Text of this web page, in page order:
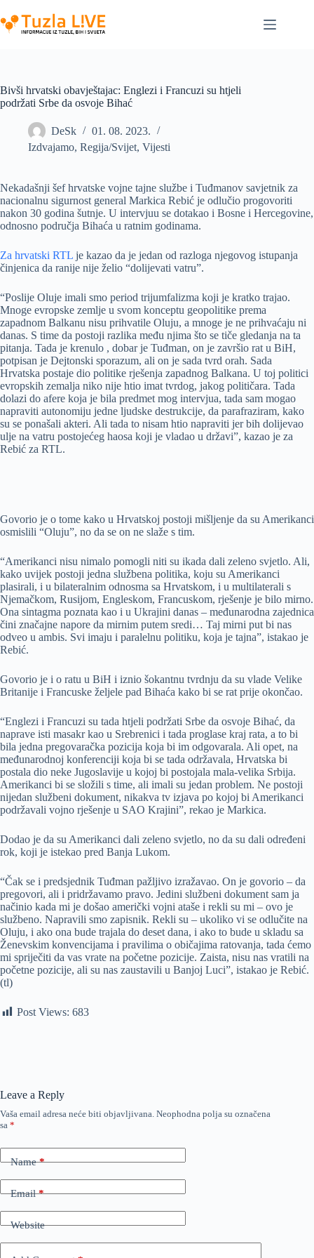
to
content
Bivši hrvatski obavještajac: Englezi i Francuzi su htjeli
podržati Srbe da osvoje Bihać
DeSk
01. 08. 2023.
Izdvajamo, Regija/Svijet, Vijesti
Nekadašnji šef hrvatske vojne tajne službe i Tuđmanov savjetnik za
nacionalnu sigurnost general Markica Rebić je odlučio progovoriti
nakon 30 godina šutnje. U intervjuu se dotakao i Bosne i Hercegovine,
odnosno područja Bihaća u ratnim godinama.
Za hrvatski RTL je kazao da je jedan od razloga njegovog istupanja
činjenica da ranije nije želio “dolijevati vatru”.
“Poslije Oluje imali smo period trijumfalizma koji je kratko trajao.
Mnoge evropske zemlje u svom konceptu geopolitike prema
zapadnom Balkanu nisu prihvatile Oluju, a mnoge je ne prihvaćaju ni
danas. S time da postoji razlika među njima što se tiče gledanja na ta
pitanja. Tada je krenulo , dobar je Tuđman, on je završio rat u BiH,
potpisan je Dejtonski sporazum, ali on je sada tvrd orah. Sada
Hrvatska postaje dio politike rješenja zapadnog Balkana. U toj politici
evropskih zemalja niko nije htio imat tvrdog, jakog političara. Tada
dolazi do afere koja je bila predmet mog intervjua, tada sam mogao
napraviti autonomiju jedne ljudske destrukcije, da parafraziram, kako
su se ponašali akteri. Ali tada to nisam htio napraviti jer bih dolijevao
ulje na vatru postojećeg haosa koji je vladao u državi”, kazao je za
Rebić za RTL.
Govorio je o tome kako u Hrvatskoj postoji mišljenje da su Amerikanci
osmislili “Oluju”, no da se on ne slaže s tim.
“Amerikanci nisu nimalo pomogli niti su ikada dali zeleno svjetlo. Ali,
kako uvijek postoji jedna službena politika, koju su Amerikanci
plasirali, i u bilateralnim odnosma sa Hrvatskom, i u multilaterali s
Njemačkom, Rusijom, Engleskom, Francuskom, rješenje je bilo mirno.
Ona sintagma poznata kao i u Ukrajini danas – međunarodna zajednica
čini značajne napore da mirnim putem sredi… Taj mirni put bi nas
odveo u ambis. Svi imaju i paralelnu politiku, koja je tajna”, istakao je
Rebić.
Govorio je i o ratu u BiH i iznio šokantnu tvrdnju da su vlade Velike
Britanije i Francuske željele pad Bihaća kako bi se rat prije okončao.
“Englezi i Francuzi su tada htjeli podržati Srbe da osvoje Bihać, da
naprave isti masakr kao u Srebrenici i tada proglase kraj rata, a to bi
bila jedna pregovaračka pozicija koja bi im odgovarala. Ali opet, na
međunarodnoj konferenciji koja bi se tada održavala, Hrvatska bi
postala dio neke Jugoslavije u kojoj bi postojala mala-velika Srbija.
Amerikanci bi se složili s time, ali imali su jedan problem. Ne postoji
nijedan službeni dokument, nikakva tv izjava po kojoj bi Amerikanci
podržavali vojno rješenje u SAO Krajini”, rekao je Markica.
Dodao je da su Amerikanci dali zeleno svjetlo, no da su dali određeni
rok, koji je istekao pred Banja Lukom.
“Čak se i predsjednik Tuđman pažljivo izražavao. On je govorio – da
pregovori, ali i pridržavamo pravo. Jedini službeni dokument sam ja
načinio kada mi je došao američki vojni ataše i rekli su mi – ovo je
službeno. Napravili smo zapisnik. Rekli su – ukoliko vi se odlučite na
Oluju, i ako ona bude trajala do deset dana, i ako to bude u skladu sa
Ženevskim konvencijama i pravilima o običajima ratovanja, tada ćemo
mi spriječiti da vas vrate na početne pozicije. Zaista, nisu nas vratili na
početne pozicije, ali su nas zaustavili u Banjoj Luci”, istakao je Rebić.
(tl)
Post Views: 683
Leave a Reply
Vaša email adresa neće biti objavljivana. Neophodna polja su označena
sa *
Name*
Email*
Website